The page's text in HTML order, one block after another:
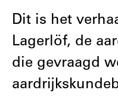
Dit is het
Lagerlöf, de
die gevraagd